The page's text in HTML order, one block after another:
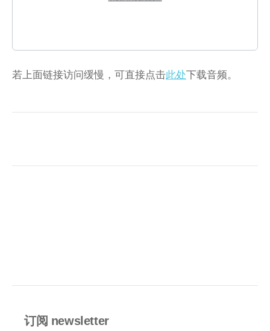
若上面链接访问缓慢，可直接点击此处下载音频。
订阅 newsletter